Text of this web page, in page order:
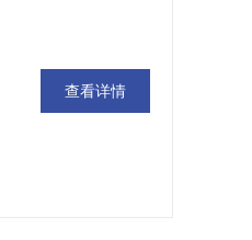
查看详情